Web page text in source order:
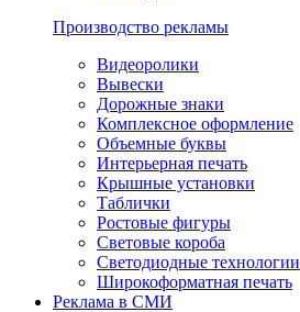
Производство рекламы
Видеоролики
Вывески
Дорожные знаки
Комплексное оформление
Объемные буквы
Интерьерная печать
Крышные установки
Таблички
Ростовые фигуры
Световые короба
Светодиодные технологии
Широкоформатная печать
Реклама в СМИ